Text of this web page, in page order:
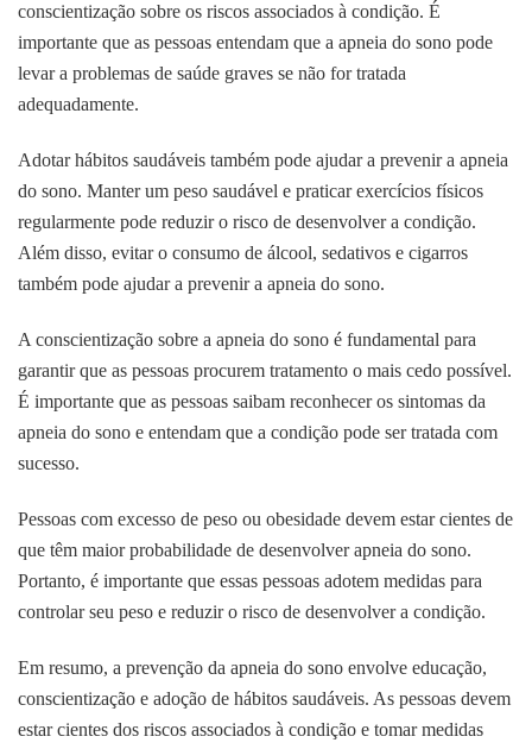
conscientização sobre os riscos associados à condição. É
importante que as pessoas entendam que a apneia do sono pode
levar a problemas de saúde graves se não for tratada
adequadamente.
Adotar hábitos saudáveis também pode ajudar a prevenir a apneia
do sono. Manter um peso saudável e praticar exercícios físicos
regularmente pode reduzir o risco de desenvolver a condição.
Além disso, evitar o consumo de álcool, sedativos e cigarros
também pode ajudar a prevenir a apneia do sono.
A conscientização sobre a apneia do sono é fundamental para
garantir que as pessoas procurem tratamento o mais cedo possível.
É importante que as pessoas saibam reconhecer os sintomas da
apneia do sono e entendam que a condição pode ser tratada com
sucesso.
Pessoas com excesso de peso ou obesidade devem estar cientes de
que têm maior probabilidade de desenvolver apneia do sono.
Portanto, é importante que essas pessoas adotem medidas para
controlar seu peso e reduzir o risco de desenvolver a condição.
Em resumo, a prevenção da apneia do sono envolve educação,
conscientização e adoção de hábitos saudáveis. As pessoas devem
estar cientes dos riscos associados à condição e tomar medidas